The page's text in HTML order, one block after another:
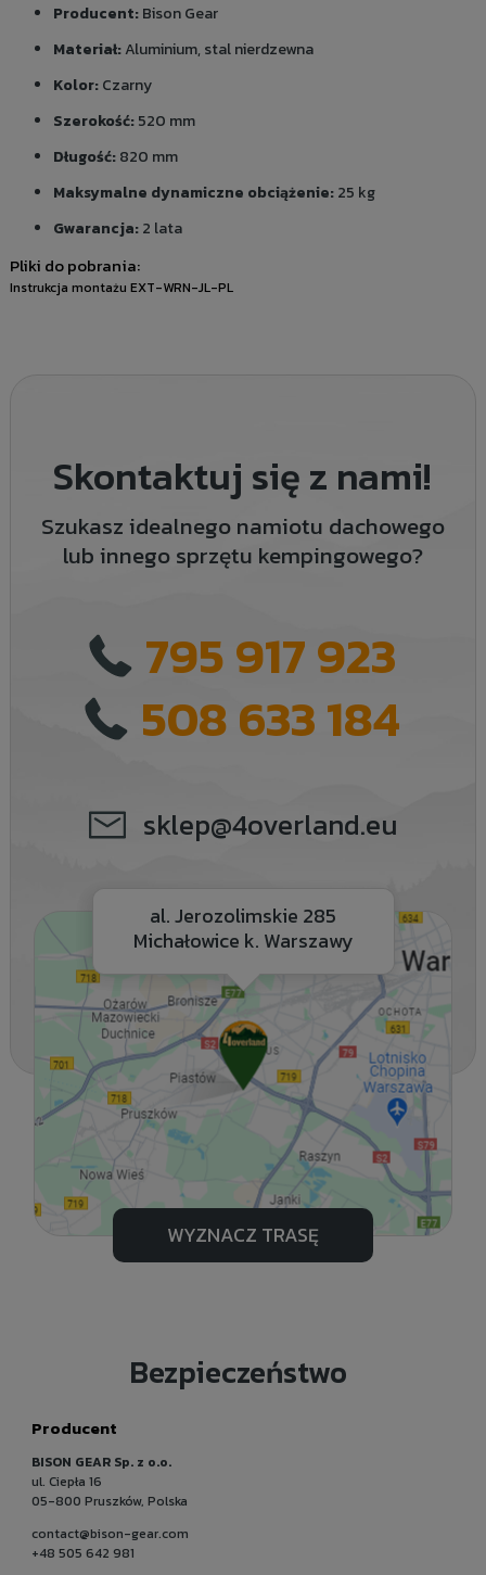
Producent:Bison Gear
Materiał:Aluminium, stal nierdzewna
Kolor:Czarny
Szerokość:520 mm
Długość:820 mm
Maksymalne dynamiczne obciążenie:25 kg
Gwarancja:2 lata
Pliki do pobrania:
Instrukcja montażu EXT-WRN-JL-PL
Skontaktuj się z nami!
Szukasz idealnego namiotu dachowego
lub innego sprzętu kempingowego?
795 917 923
508 633 184
sklep@4overland.eu
al. Jerozolimskie 285
Michałowice k. Warszawy
WYZNACZ TRASĘ
Bezpieczeństwo
Producent
BISON GEAR Sp. z o.o.
ul. Ciepła 16
05-800 Pruszków, Polska
contact@bison-gear.com
+48 505 642 981